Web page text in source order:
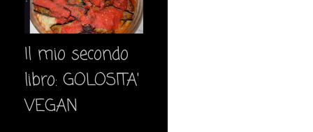
Il mio secondo
libro: GOLOSITA'
VEGAN